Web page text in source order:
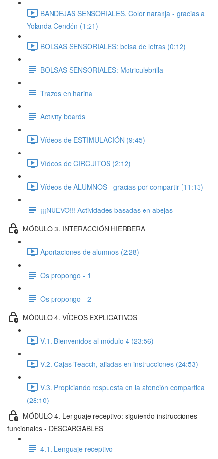
BANDEJAS SENSORIALES. Color naranja - gracias a
Yolanda Cendón (1:21)
BOLSAS SENSORIALES: bolsa de letras (0:12)
BOLSAS SENSORIALES: Motriculebrilla
Trazos en harina
Activity boards
Vídeos de ESTIMULACIÓN (9:45)
Vídeos de CIRCUITOS (2:12)
Vídeos de ALUMNOS - gracias por compartir (11:13)
¡¡¡NUEVO!!! Actividades basadas en abejas
MÓDULO 3. INTERACCIÓN HIERBERA
Aportaciones de alumnos (2:28)
Os propongo - 1
Os propongo - 2
MÓDULO 4. VÍDEOS EXPLICATIVOS
V.1. Bienvenidos al módulo 4 (23:56)
V.2. Cajas Teacch, aliadas en instrucciones (24:53)
V.3. Propiciando respuesta en la atención compartida
(28:10)
MÓDULO 4. Lenguaje receptivo: siguiendo instrucciones
funcionales - DESCARGABLES
4.1. Lenguaje receptivo